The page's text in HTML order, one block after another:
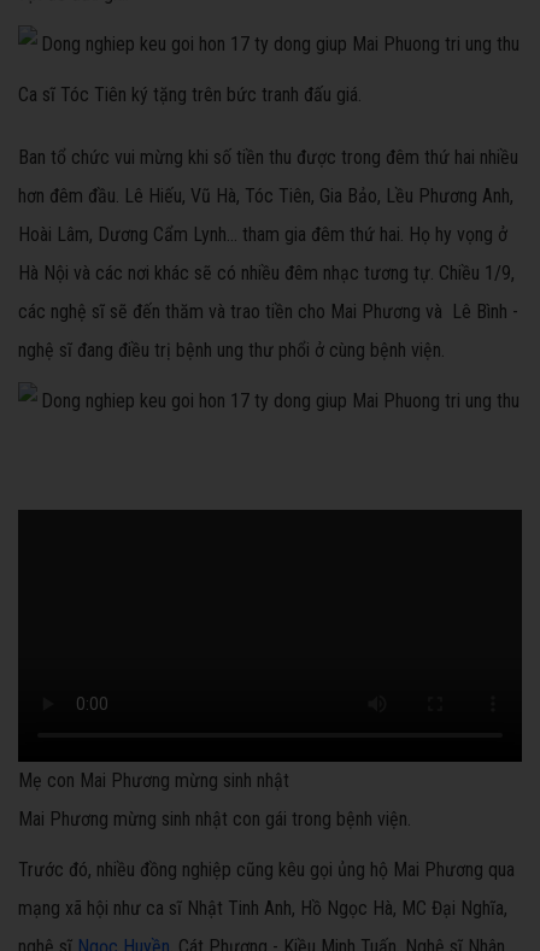
Ca sĩ Tóc Tiên ký tặng trên bức tranh đấu giá.
Ban tổ chức vui mừng khi số tiền thu được trong đêm thứ hai nhiều
hơn đêm đầu. Lê Hiếu, Vũ Hà, Tóc Tiên, Gia Bảo, Lều Phương Anh,
Hoài Lâm, Dương Cẩm Lynh... tham gia đêm thứ hai. Họ hy vọng ở
Hà Nội và các nơi khác sẽ có nhiều đêm nhạc tương tự. Chiều 1/9,
các nghệ sĩ sẽ đến thăm và trao tiền cho Mai Phương và Lê Bình -
nghệ sĩ đang điều trị bệnh ung thư phổi ở cùng bệnh viện.
Mẹ con Mai Phương mừng sinh nhật
Mai Phương mừng sinh nhật con gái trong bệnh viện.
Trước đó, nhiều đồng nghiệp cũng kêu gọi ủng hộ Mai Phương qua
mạng xã hội như ca sĩ Nhật Tinh Anh, Hồ Ngọc Hà, MC Đại Nghĩa,